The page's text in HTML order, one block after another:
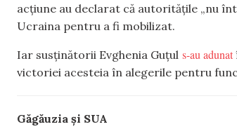
acțiune au declarat că autoritățile „nu
Ucraina pentru a fi mobilizat.
Iar susținătorii Evghenia Guțul s-au adunat
victoriei acesteia în alegerile pentru
Găgăuzia și SUA